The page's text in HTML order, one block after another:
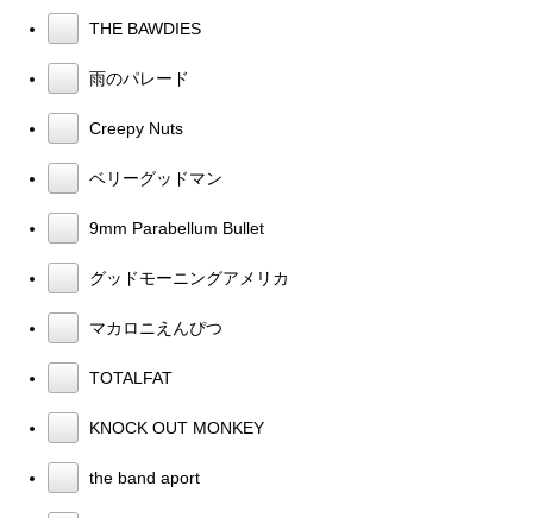
THE BAWDIES
雨のパレード
Creepy Nuts
ベリーグッドマン
9mm Parabellum Bullet
グッドモーニングアメリカ
マカロニえんぴつ
TOTALFAT
KNOCK OUT MONKEY
the band aport